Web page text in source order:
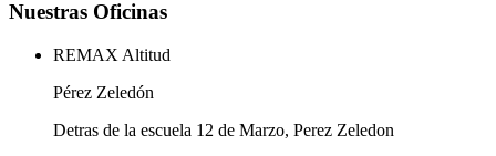
Nuestras Oficinas
REMAX Altitud
Pérez Zeledón
Detras de la escuela 12 de Marzo, Perez Zeledon